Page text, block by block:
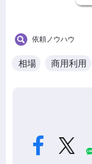
依頼ノウハウ
相場 商用利用